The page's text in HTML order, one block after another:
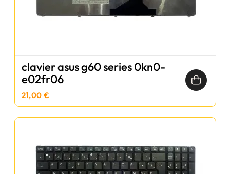
clavier asus g60 series 0kn0-
e02fr06
21,00 €